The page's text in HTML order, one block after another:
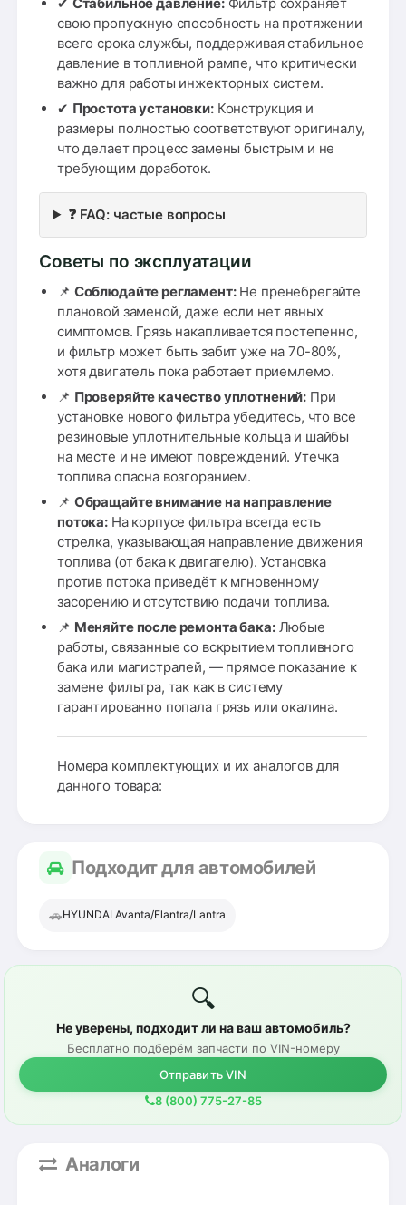
свою пропускную способность на протяжении
всего срока службы, поддерживая стабильное
давление в топливной рампе, что критически
важно для работы инжекторных систем.
✔ Простота установки:Конструкция и
размеры полностью соответствуют оригиналу,
что делает процесс замены быстрым и не
требующим доработок.
❓ FAQ: частые вопросы
Советы по эксплуатации
📌 Соблюдайте регламент:Не пренебрегайте
плановой заменой, даже если нет явных
симптомов. Грязь накапливается постепенно,
и фильтр может быть забит уже на 70-80%,
хотя двигатель пока работает приемлемо.
📌 Проверяйте качество уплотнений: При
установке нового фильтра убедитесь, что все
резиновые уплотнительные кольца и шайбы
на месте и не имеют повреждений. Утечка
топлива опасна возгоранием.
📌 Обращайте внимание на направление
потока:На корпусе фильтра всегда есть
стрелка, указывающая направление движения
топлива (от бака к двигателю). Установка
против потока приведёт к мгновенному
засорению и отсутствию подачи топлива.
📌 Меняйте после ремонта бака:Любые
работы, связанные со вскрытием топливного
бака или магистралей, — прямое показание к
замене фильтра, так как в систему
гарантированно попала грязь или окалина.
Номера комплектующих и их аналогов для
данного товара:
Подходит для автомобилей
🚗HYUNDAI Avanta/Elantra/Lantra
🔍
Не уверены, подходит ли на ваш автомобиль?
Бесплатно подберём запчасти по VIN-номеру
Отправить VIN
8 (800) 775-27-85
Аналоги